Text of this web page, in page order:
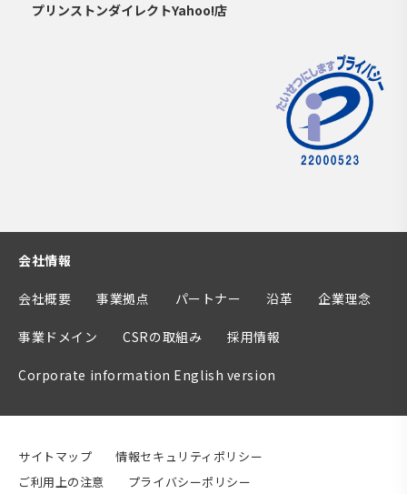
プリンストンダイレクトYahoo!店
会社情報
会社概要 事業拠点 パートナー 沿革 企業理念
事業ドメイン CSRの取組み 採用情報
Corporate information English version
サイトマップ
情報セキュリティポリシー
ご利用上の注意
プライバシーポリシー